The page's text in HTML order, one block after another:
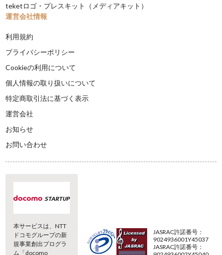
teketロゴ・プレスキット（メディアキット）
運営会社情報
利用規約
プライバシーポリシー
Cookieの利用について
個人情報の取り扱いについて
特定商取引法に基づく表示
運営会社
お知らせ
お問い合わせ
本サービスは、NTT
ドコモグループの新
規事業創出プログラ
ム「docomo
JASRAC許諾番号：
9024936001Y45037
JASRAC許諾番号：